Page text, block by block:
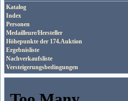
Katalog
Index
Personen
Medailleure/Hersteller
Höhepunkte der 174.Auktion
Ergebnisliste
Nachverkaufsliste
Versteigerungsbedingungen